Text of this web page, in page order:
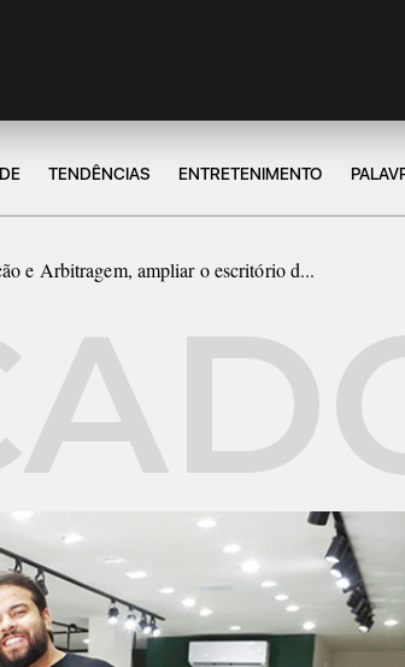
TENDÊNCIAS ENTRETENIMENTO
e Arbitragem, ampliar o escritório d...